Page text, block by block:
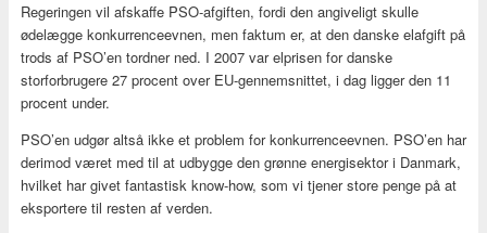
Regeringen vil afskaffe PSO-afgiften, fordi den angiveligt skulle
ødelægge konkurrenceevnen, men faktum er, at den danske elafgift på
trods af PSO’en tordner ned. I 2007 var elprisen for danske
storforbrugere 27 procent over EU-gennemsnittet, i dag ligger den 11
procent under.
PSO’en udgør altså ikke et problem for konkurrenceevnen. PSO’en har
derimod været med til at udbygge den grønne energisektor i Danmark,
hvilket har givet fantastisk know-how, som vi tjener store penge på at
eksportere til resten af verden.